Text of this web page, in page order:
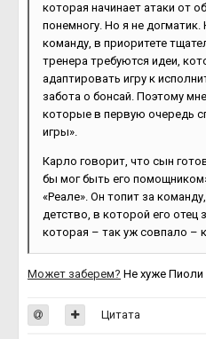
которая начинает атаки от
понемногу. Но я не
команду, в приоритете
тренера требуются идеи,
адаптировать игру к
забота о бонсай. Поэтому
которые в первую очередь
игры».
Карло говорит, что сын
бы мог быть его
«Реале». Он топит за
детство, в которой его отец
которая – так уж совпало –
Может заберем? Не хуже
Цитата